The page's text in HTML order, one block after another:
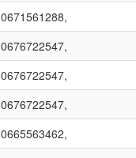
0671561288,
0676722547,
0676722547,
0676722547,
0665563462,